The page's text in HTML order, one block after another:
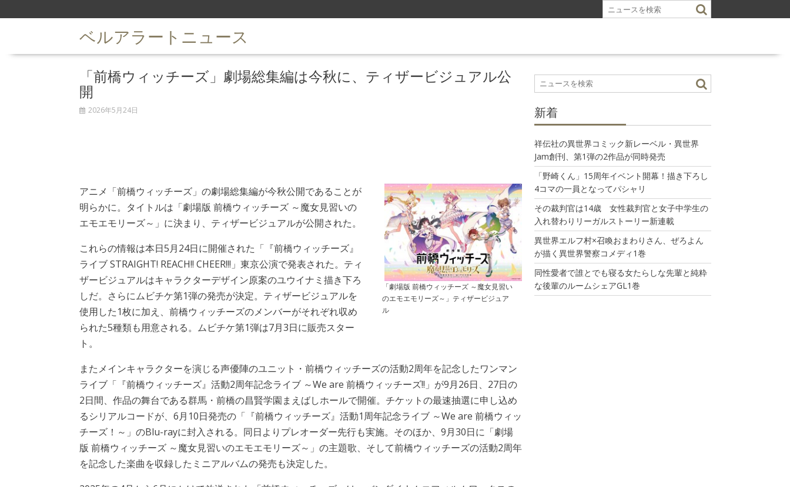
k
ベルアラートニュース
「前橋ウィッチーズ」劇場総集編は今秋に、ティザービジュアル公
開
2026年5月24日
「劇場版 前橋ウィッチーズ ～魔女見習い
のエモエモリーズ～」ティザービジュア
ル
アニメ「前橋ウィッチーズ」の劇場総集編が今秋公開であることが
明らかに。タイトルは「劇場版 前橋ウィッチーズ ～魔女見習いの
エモエモリーズ～」に決まり、ティザービジュアルが公開された。
これらの情報は本日5月24日に開催された「『前橋ウィッチーズ』
ライブ STRAIGHT! REACH!! CHEER!!!」東京公演で発表された。ティ
ザービジュアルはキャラクターデザイン原案のユウイナミ描き下ろ
しだ。さらにムビチケ第1弾の発売が決定。ティザービジュアルを
使用した1枚に加え、前橋ウィッチーズのメンバーがそれぞれ収め
られた5種類も用意される。ムビチケ第1弾は7月3日に販売スター
ト。
またメインキャラクターを演じる声優陣のユニット・前橋ウィッチーズの活動2周年を記念したワンマン
ライブ「『前橋ウィッチーズ』活動2周年記念ライブ ～We are 前橋ウィッチーズ!!」が9月26日、27日の
2日間、作品の舞台である群馬・前橋の昌賢学園まえばしホールで開催。チケットの最速抽選に申し込め
るシリアルコードが、6月10日発売の「『前橋ウィッチーズ』活動1周年記念ライブ ～We are 前橋ウィッ
チーズ！～」のBlu-rayに封入される。同日よりプレオーダー先行も実施。そのほか、9月30日に「劇場
版 前橋ウィッチーズ ～魔女見習いのエモエモリーズ～」の主題歌、そして前橋ウィッチーズの活動2周年
を記念した楽曲を収録したミニアルバムの発売も決定した。
新着
祥伝社の異世界コミック新レーベル・異世界
Jam創刊、第1弾の2作品が同時発売
「野崎くん」15周年イベント開幕！描き下ろし
4コマの一員となってパシャリ
その裁判官は14歳 女性裁判官と女子中学生の
入れ替わりリーガルストーリー新連載
異世界エルフ村×召喚おまわりさん、ぜろよん
が描く異世界警察コメディ1巻
同性愛者で誰とでも寝る女たらしな先輩と純粋
な後輩のルームシェアGL1巻